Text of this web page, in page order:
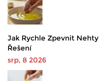
Jak Rychle Zpevnit
Řešení
srp, 8 2026